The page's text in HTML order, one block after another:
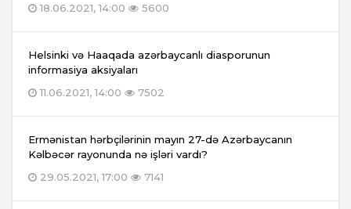
18.06.2021, 14:00
5600
Helsinki və Haaqada azərbaycanlı diasporunun
informasiya aksiyaları
11.06.2021, 14:00
7502
Ermənistan hərbçilərinin mayın 27-də Azərbaycanın
Kəlbəcər rayonunda nə işləri vardı?
29.05.2021, 17:00
7141